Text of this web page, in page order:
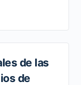
de las
de